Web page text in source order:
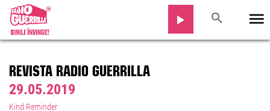
REVISTA RADIO GUERRILLA
29.05.2019
Kind Reminder